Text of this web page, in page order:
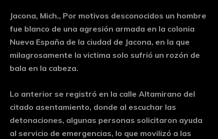
Jacona, Mich., Por motivos desconocidos un hombre
fue blanco de una agresión armada en la colonia
Nueva España de la ciudad de Jacona, en la que
milagrosamente la victima solo sufrió un rozón de
bala en la cabeza.
Lo anterior se registró en la calle Altamirano del
citado asentamiento, donde al escuchar las
detonaciones, algunas personas solicitaron ayuda
al servicio de emergencias, lo que movilizó a las